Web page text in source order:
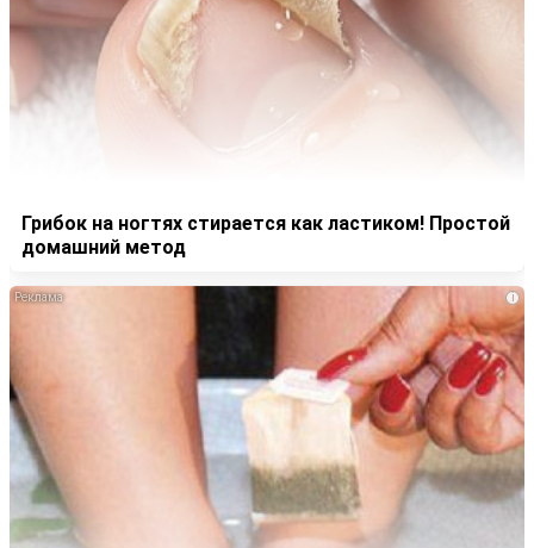
Грибок на ногтях стирается как ластиком! Простой
домашний метод
i